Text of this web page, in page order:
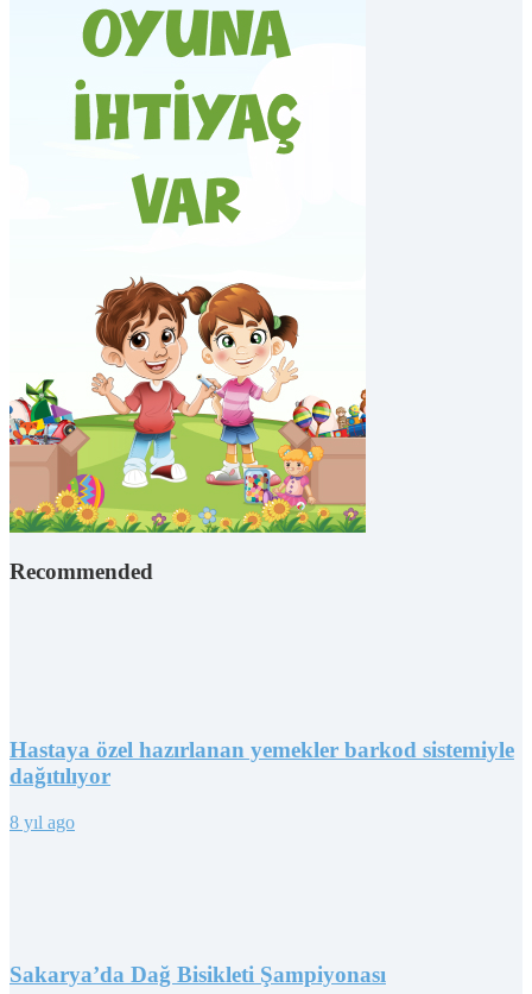
Recommended
Hastaya özel hazırlanan yemekler barkod sistemiyle
dağıtılıyor
8 yıl ago
Sakarya’da Dağ Bisikleti Şampiyonası